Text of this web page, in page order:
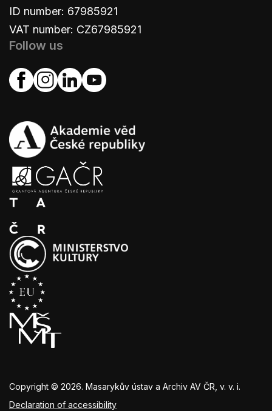
ID number: 67985921
VAT number: CZ67985921
Follow us
Copyright © 2026. Masarykův ústav a Archiv AV ČR, v. v. i.
Declaration of accessibility